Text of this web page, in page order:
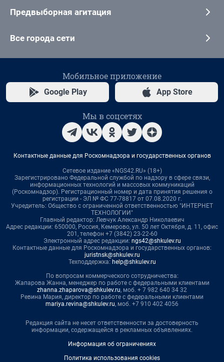
Предвыборная агитация
Все города сети
Мобильное приложение
Google Play App Store
Мы в соцсетях
Контактные данные для Роскомнадзора и государственных органов
Сетевое издание «NGS42.RU» (18+)
Зарегистрировано Федеральной службой по надзору в сфере связи,
информационных технологий и массовых коммуникаций
(Роскомнадзор). Регистрационный номер и дата принятия решения о
регистрации - ЭЛ № ФС 77-78817 от 07.08.2020 г.
Учредитель: Общество с ограниченной ответственностью "ИНТЕРНЕТ
ТЕХНОЛОГИИ"
Главный редактор: Левчук Александр Николаевич
Адрес редакции: 650000, Россия, Кемерово, ул. 50 лет Октября, д. 11, офис
201, телефон +7 (3842) 23-22-60
Электронный адрес редакции: ngs42@shkulev.ru
Контактные данные для Роскомнадзора и государственных органов:
juristnsk@shkulev.ru
Техподдержка: help@shkulev.ru
По вопросам коммерческого сотрудничества:
Жапарова Жанна, менеджер по работе с федеральными клиентами
zhanna.zhaparova@shkulev.ru, моб. + 7 982 640 34 32
Ревина Мария, директор по работе с федеральными клиентами
mariya.revina@shkulev.ru, моб. +7 910 402 4056
Редакция сайта не несет ответственности за достоверность
информации, содержащейся в рекламных объявлениях.
Информация об ограничениях
Политика использования cookies